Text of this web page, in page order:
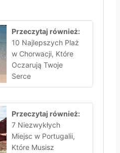
Przeczytaj również:
10 Najlepszych Plaż
w Chorwacji, Które
Oczarują Twoje
Serce
Przeczytaj również:
7 Niezwykłych
Miejsc w Portugalii,
Które Musisz